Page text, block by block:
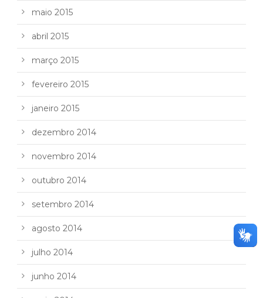
maio 2015
abril 2015
março 2015
fevereiro 2015
janeiro 2015
dezembro 2014
novembro 2014
outubro 2014
setembro 2014
agosto 2014
julho 2014
junho 2014